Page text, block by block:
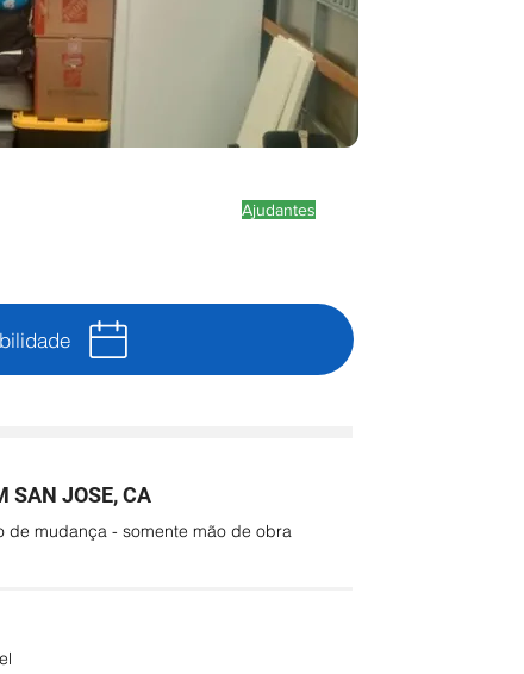
Ajudantes
SAN JOSE, CA
de mudança - somente mão de obra